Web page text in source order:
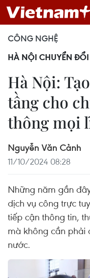
CÔNG NGHỆ
HÀ NỘI CHUYỂN
Hà Nội:
tầng cho
thông mọi
Nguyễn Văn Cảnh
11/10/2024 08:28
Những năm gần
dịch vụ công trực
tiếp cận thông tin,
mà không cần phải
nước.